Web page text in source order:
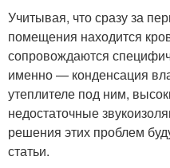
Учитывая, что сразу за
помещения находится
сопровождаются
именно — конденсация
утеплителе под ним,
недостаточные
решения этих проблем
статьи.